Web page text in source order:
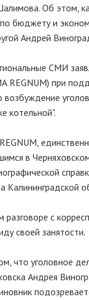
Об этом,
бюджету и
Андрей
СМИ
REGNUM) при
возбуждение
котельной".
в
Калининградской
с
своей занятости.
что уголовное
Андрея